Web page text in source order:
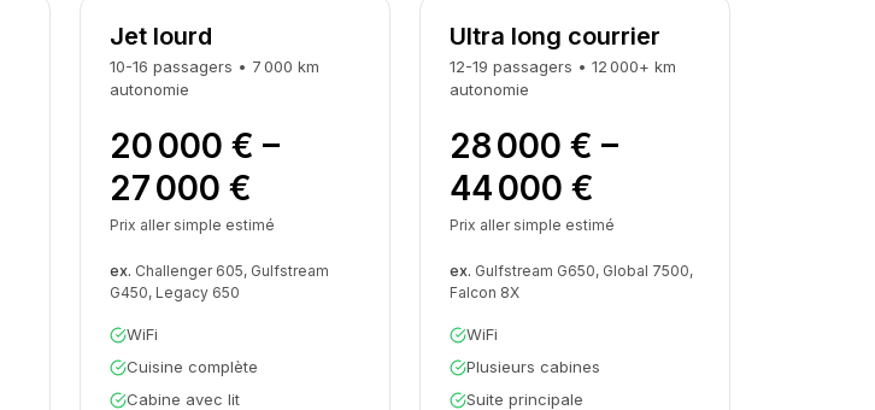
Jet lourd
10-16 passagers • 7 000 km
autonomie
20 000 € –
27 000 €
Prix aller simple estimé
ex. Challenger 605, Gulfstream
G450, Legacy 650
WiFi
Cuisine complète
Cabine avec lit
Ultra long courrier
12-19 passagers • 12 000+ km
autonomie
28 000 € –
44 000 €
Prix aller simple estimé
ex. Gulfstream G650, Global 7500,
Falcon 8X
WiFi
Plusieurs cabines
Suite principale